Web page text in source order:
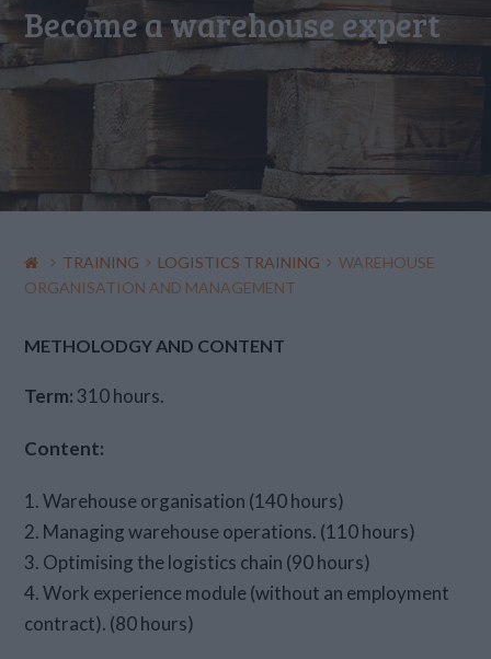
Become a warehouse expert
TRAINING LOGISTICS TRAINING
WAREHOUSE
ORGANISATION AND MANAGEMENT
METHOLODGY AND CONTENT
Term: 310 hours.
Content:
1. Warehouse organisation (140 hours)
2. Managing warehouse operations. (110 hours)
3. Optimising the logistics chain (90 hours)
4. Work experience module (without an employment
contract). (80 hours)